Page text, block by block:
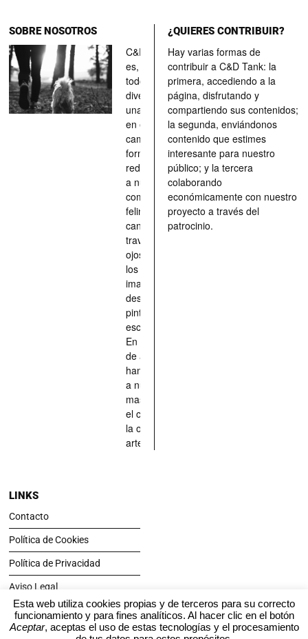
SOBRE NOSOTROS
C&D Tank
es, ante
todo, un
divertimento,
una parada
en el
camino, una
forma de
redescubrir
a nuestros
compañeros
felinos y
caninos a
través de los
ojos quienes
los han
imaginado,
descrito,
pintado,
esculpido...
En definitiva,
de aquellos
han situado
a nuestras
mascotas en
el centro de
la obra de
arte.
¿QUIERES CONTRIBUIR?
Hay varias formas de
contribuir a C&D Tank: la
primera, accediendo a la
página, disfrutando y
compartiendo sus contenidos;
la segunda, enviándonos
contenido que estimes
interesante para nuestro
público; y la tercera
colaborando
económicamente con nuestro
proyecto a través del
patrocinio.
LINKS
Contacto
Política de Cookies
Política de Privacidad
Aviso Legal
SÍGUENOS
Esta web utiliza cookies propias y de terceros para su correcto
funcionamiento y para fines analíticos. Al hacer clic en el botón
Aceptar, aceptas el uso de estas tecnologías y el procesamiento